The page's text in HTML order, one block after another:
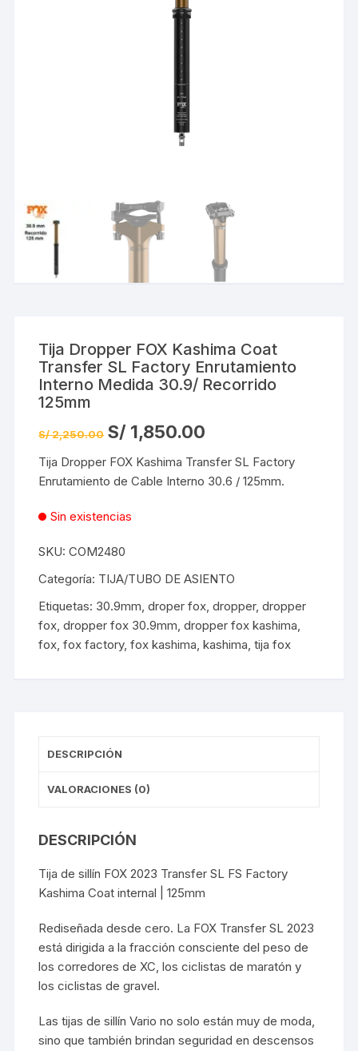
Tija Dropper FOX Kashima Coat
Transfer SL Factory Enrutamiento
Interno Medida 30.9/ Recorrido
125mm
S/2,250.00 El
precio
era:
S/ 2,250.00.
S/ 1,850.00
es:
S/ 1,850.00.
Tija Dropper FOX Kashima Transfer SL Factory
Enrutamiento de Cable Interno 30.6 / 125mm.
Sin existencias
SKU:COM2480
Categoría: TIJA/TUBO DE ASIENTO
Etiquetas: 30.9mm,droper fox,dropper,dropper
fox,dropper fox 30.9mm,dropper fox kashima,
fox,fox factory,fox kashima,kashima,tija fox
DESCRIPCIÓN
VALORACIONES (0)
DESCRIPCIÓN
Tija de sillín FOX 2023 Transfer SL FS Factory
Kashima Coat internal | 125mm
Rediseñada desde cero. La FOX Transfer SL 2023
está dirigida a la fracción consciente del peso de
los corredores de XC, los ciclistas de maratón y
los ciclistas de gravel.
Las tijas de sillín Vario no solo están muy de moda,
sino que también brindan seguridad en descensos